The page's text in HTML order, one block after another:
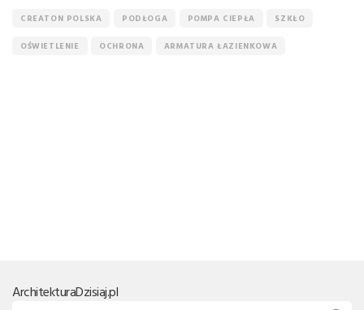
CREATON POLSKA PODŁOGA POMPA CIEPŁA SZKŁO
OŚWIETLENIE OCHRONA ARMATURA ŁAZIENKOWA
ArchitekturaDzisiaj.pl